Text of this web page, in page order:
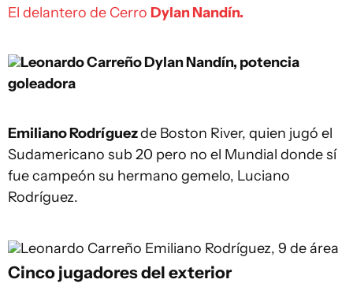
El delantero de Cerro Dylan Nandín.
Leonardo CarreñoDylan Nandín, potencia
goleadora
Emiliano Rodríguezde Boston River, quien jugó el
Sudamericano sub 20 pero no el Mundial donde sí
fue campeón su hermano gemelo, Luciano
Rodríguez.
Leonardo Carreño Emiliano Rodríguez, 9 de área
Cinco jugadores del exterior